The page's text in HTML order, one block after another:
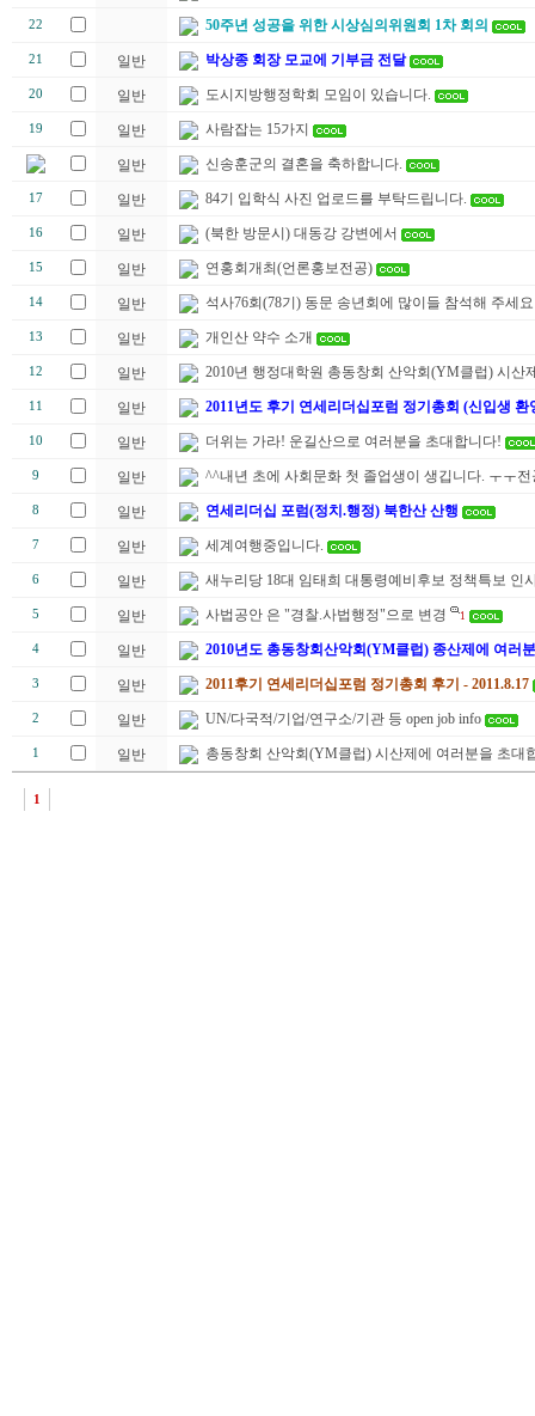
22 50주년 성공을 위한 시상심의위원회 1차 회의
21 일반 박상종 회장 모교에 기부금 전달
20 일반 도시지방행정학회 모임이 있습니다.
19 일반 사람잡는 15가지
일반 신송훈군의 결혼을 축하합니다.
17 일반 84기 입학식 사진 업로드를 부탁드립니다.
16 일반 (북한 방문시) 대동강 강변에서
15 일반 연홍회개최(언론홍보전공)
14 일반 석사76회(78기) 동문 송년회에 많이들 참석해 주세요
13 일반 개인산 약수 소개
12 일반 2010년 행정대학원 총동창회 산악회(YM클럽) 시산
11 일반 2011년도 후기 연세리더십포럼 정기총회 (신입생
10 일반 더위는 가라! 운길산으로 여러분을 초대합니다!
9 일반 ^^내년 초에 사회문화 첫 졸업생이 생깁니다. ㅜㅜ
8 일반 연세리더십 포럼(정치.행정) 북한산 산행
7 일반 세계여행중입니다.
6 일반 새누리당 18대 임태희 대통령예비후보 정책특보 인
5 일반 사법공안 은 "경찰.사법행정"으로 변경 1
4 일반 2010년도 총동창회산악회(YM클럽) 종산제에 여러
3 일반 2011후기 연세리더십포럼 정기총회 후기 - 2011.8.17
2 일반 UN/다국적/기업/연구소/기관 등 open job info
1 일반 총동창회 산악회(YM클럽) 시산제에 여러분을 초대
1